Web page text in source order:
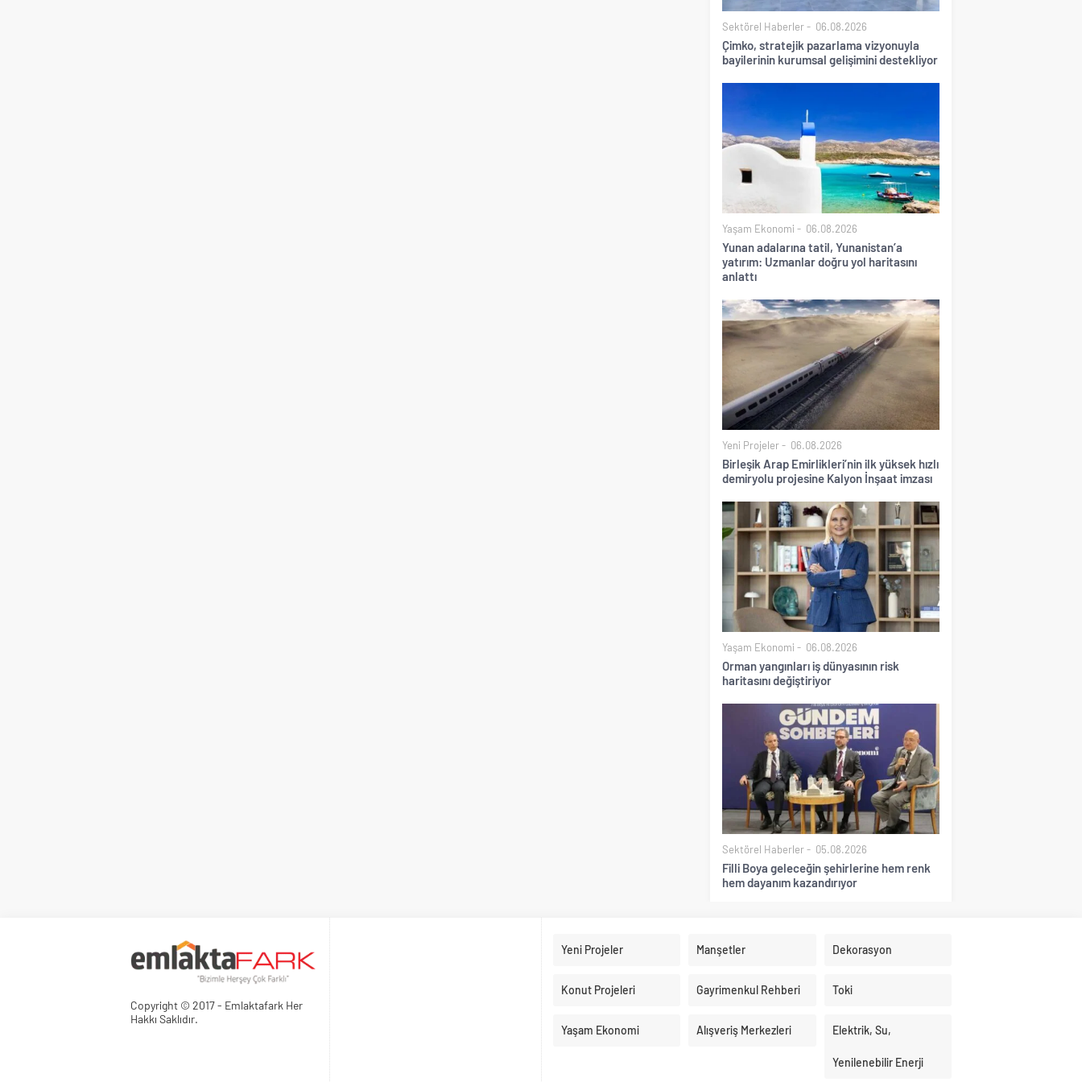
Sektörel Haberler 06.08.2026
Çimko, stratejik pazarlama vizyonuyla
bayilerinin kurumsal gelişimini destekliyor
Yaşam Ekonomi 06.08.2026
Yunan adalarına tatil, Yunanistan’a
yatırım: Uzmanlar doğru yol haritasını
anlattı
Yeni Projeler 06.08.2026
Birleşik Arap Emirlikleri’nin ilk yüksek hızlı
demiryolu projesine Kalyon İnşaat imzası
Yaşam Ekonomi 06.08.2026
Orman yangınları iş dünyasının risk
haritasını değiştiriyor
Sektörel Haberler 05.08.2026
Filli Boya geleceğin şehirlerine hem renk
hem dayanım kazandırıyor
Copyright © 2017 - Emlaktafark Her
Hakkı Saklıdır.
Yeni Projeler Manşetler Dekorasyon
Konut Projeleri Gayrimenkul Rehberi Toki
Yaşam Ekonomi Alışveriş Merkezleri Elektrik, Su,
Yenilenebilir Enerji